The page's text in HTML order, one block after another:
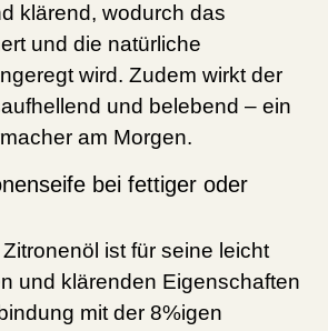
klärend, wodurch das
und die natürliche
wird. Zudem wirkt der
und belebend – ein
am Morgen.
bei fettiger oder
ist für seine leicht
und klärenden Eigenschaften
mit der 8%igen